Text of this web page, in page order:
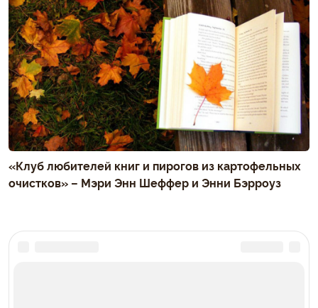
«Клуб любителей книг и пирогов из картофельных
очистков» – Мэри Энн Шеффер и Энни Бэрроуз